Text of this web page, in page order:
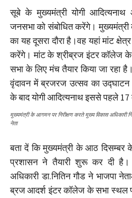
सूबे के मुख्यमंत्री योगी
जनसभा को संबोधित करेंगे।
का यह दूसरा दौरा है।वह यहां मांट
करेंगे। मांट के श्रीब्रज इंटर कॉलेज
सभा के लिए मंच तैयार किया जा रहा
वृंदावन में ब्रजरज उत्सव का उद्घाटन
के बाद योगी आदित्यनाथ इससे पहले
मुख्यमंत्री के आगमन पर निरीक्षण करते मुख्य विकास अधिकारी
नेता
बता दें कि मुख्यमंत्री के आठ दिसम्बर
प्रशासन ने तैयारी शुरू कर दी है।
अधिकारी डा.नितिन गौड ने भाजपा
ब्रज आदर्श इंटर कॉलेज के सभा स्थल